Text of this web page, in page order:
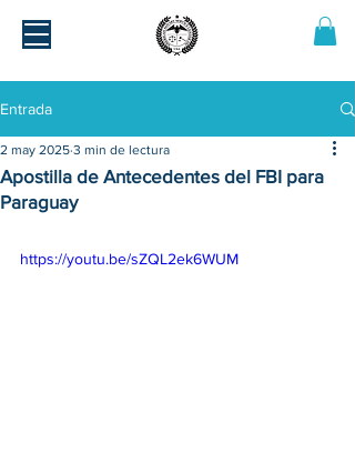
Entrada
Apostilla de Antecedentes del FBI para
Paraguay
2 may 2025 3 min de lectura
https://youtu.be/sZQL2ek6WUM